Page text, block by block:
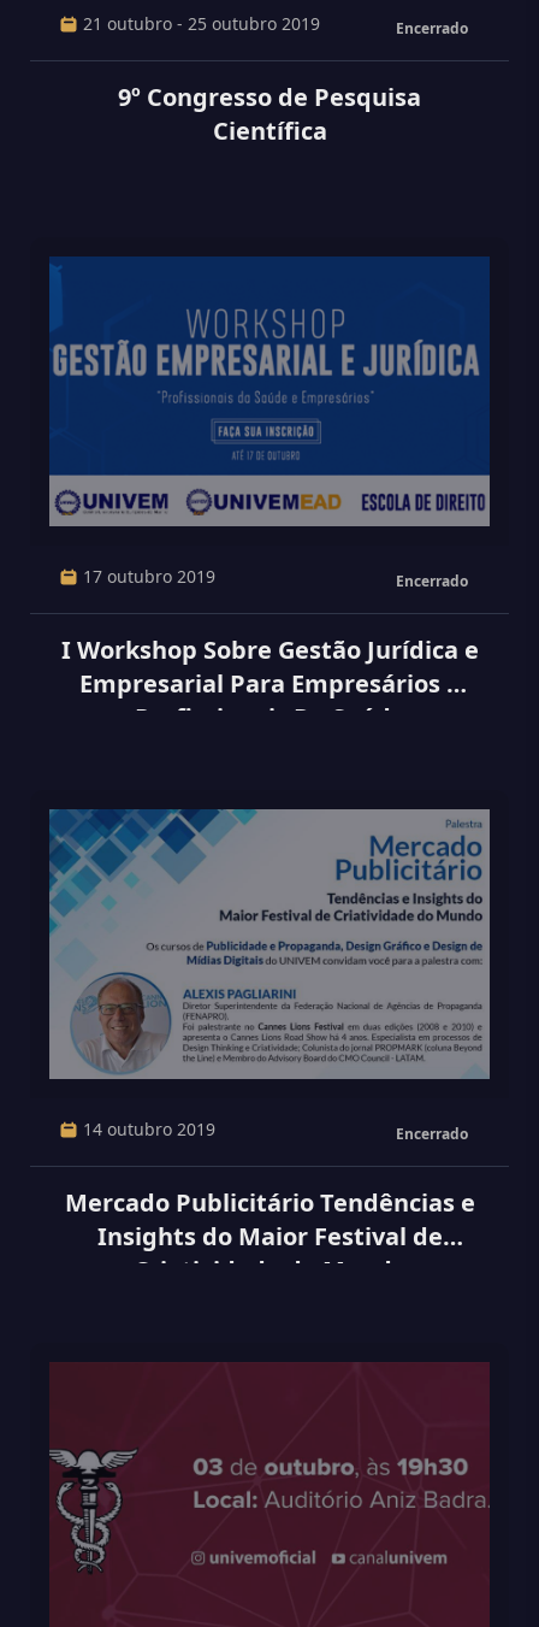
21 outubro - 25 outubro 2019 Encerrado
9º Congresso de Pesquisa
Científica
17 outubro 2019 Encerrado
I Workshop Sobre Gestão Jurídica e
Empresarial Para Empresários e
Profissionais Da Saúde
14 outubro 2019 Encerrado
Mercado Publicitário Tendências e
Insights do Maior Festival de
Criatividade do Mundo